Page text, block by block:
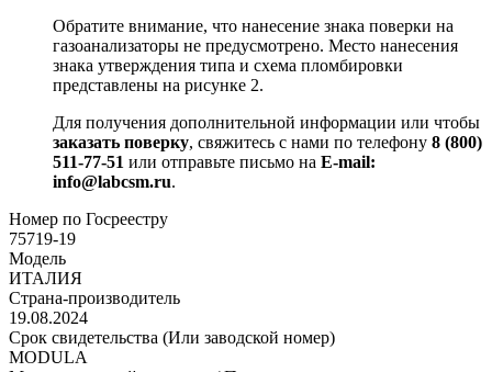
Обратите внимание, что нанесение знака поверки на
газоанализаторы не предусмотрено. Место нанесения
знака утверждения типа и схема пломбировки
представлены на рисунке 2.
Для получения дополнительной информации или чтобы
заказать поверку, свяжитесь с нами по телефону 8 (800)
511-77-51 или отправьте письмо на E-mail:
info@labcsm.ru.
Номер по Госреестру
75719-19
Модель
ИТАЛИЯ
Страна-производитель
19.08.2024
Срок свидетельства (Или заводской номер)
MODULA